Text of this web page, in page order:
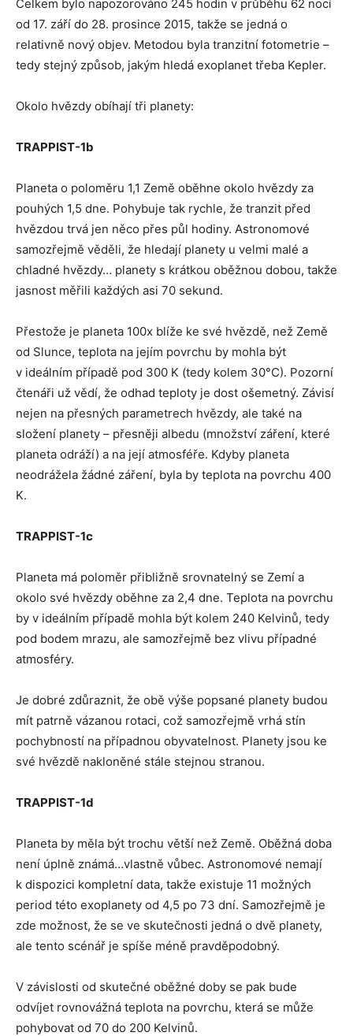
Celkem bylo napozorováno 245 hodin v průběhu 62 nocí
od 17. září do 28. prosince 2015, takže se jedná o
relativně nový objev. Metodou byla tranzitní fotometrie –
tedy stejný způsob, jakým hledá exoplanet třeba Kepler.
Okolo hvězdy obíhají tři planety:
TRAPPIST-1b
Planeta o poloměru 1,1 Země oběhne okolo hvězdy za
pouhých 1,5 dne. Pohybuje tak rychle, že tranzit před
hvězdou trvá jen něco přes půl hodiny. Astronomové
samozřejmě věděli, že hledají planety u velmi malé a
chladné hvězdy… planety s krátkou oběžnou dobou, takže
jasnost měřili každých asi 70 sekund.
Přestože je planeta 100x blíže ke své hvězdě, než Země
od Slunce, teplota na jejím povrchu by mohla být
v ideálním případě pod 300 K (tedy kolem 30°C). Pozorní
čtenáři už vědí, že odhad teploty je dost ošemetný. Závisí
nejen na přesných parametrech hvězdy, ale také na
složení planety – přesněji albedu (množství záření, které
planeta odráží) a na její atmosféře. Kdyby planeta
neodrážela žádné záření, byla by teplota na povrchu 400
K.
TRAPPIST-1c
Planeta má poloměr přibližně srovnatelný se Zemí a
okolo své hvězdy oběhne za 2,4 dne. Teplota na povrchu
by v ideálním případě mohla být kolem 240 Kelvinů, tedy
pod bodem mrazu, ale samozřejmě bez vlivu případné
atmosféry.
Je dobré zdůraznit, že obě výše popsané planety budou
mít patrně vázanou rotaci, což samozřejmě vrhá stín
pochybností na případnou obyvatelnost. Planety jsou ke
své hvězdě nakloněné stále stejnou stranou.
TRAPPIST-1d
Planeta by měla být trochu větší než Země. Oběžná doba
není úplně známá…vlastně vůbec. Astronomové nemají
k dispozici kompletní data, takže existuje 11 možných
period této exoplanety od 4,5 po 73 dní. Samozřejmě je
zde možnost, že se ve skutečnosti jedná o dvě planety,
ale tento scénář je spíše méně pravděpodobný.
V závislosti od skutečné oběžné doby se pak bude
odvíjet rovnovážná teplota na povrchu, která se může
pohybovat od 70 do 200 Kelvinů.